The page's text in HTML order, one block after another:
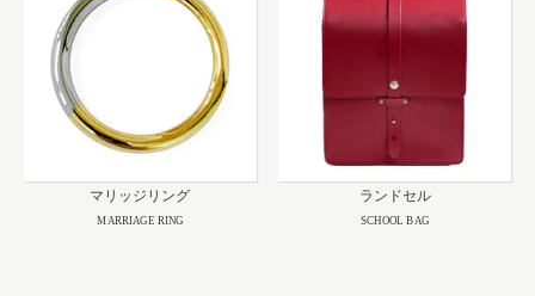
マリッジリング
MARRIAGE RING
ランドセル
SCHOOL BAG